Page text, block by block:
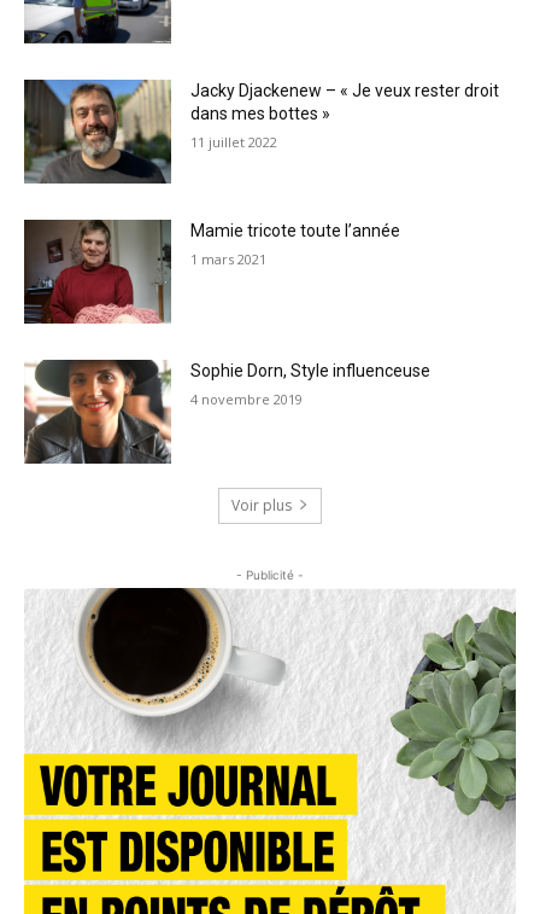
Jacky Djackenew – « Je veux rester droit
dans mes bottes »
11 juillet 2022
Mamie tricote toute l’année
1 mars 2021
Sophie Dorn, Style influenceuse
4 novembre 2019
Voir plus
- Publicité -